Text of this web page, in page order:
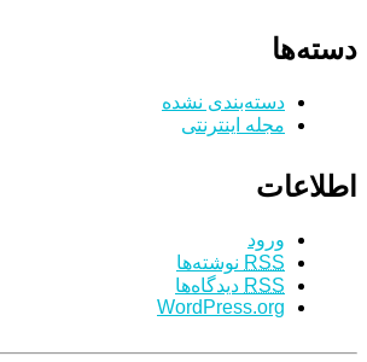
دسته‌ها
دسته‌بندی نشده
مجله اینترنتی
اطلاعات
ورود
RSS نوشته‌ها
RSS دیدگاه‌ها
WordPress.org